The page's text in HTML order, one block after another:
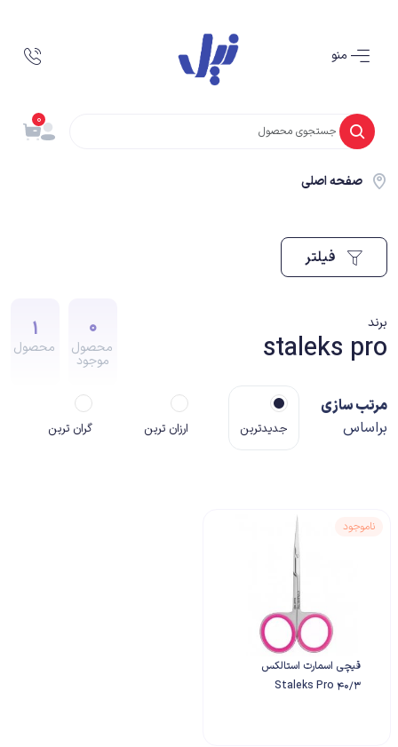
0
صفحه اصلی
برند
staleks pro
0
محصول
موجود
1
محصول
مرتب سازی
براساس
جدیدترین ارزان ترین گران ترین
قیچی اسمارت استالکس
Staleks Pro 40/3
ناموجود